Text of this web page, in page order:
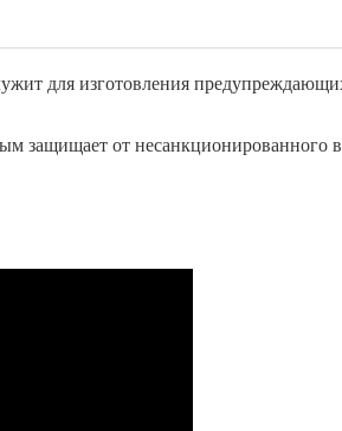
для изготовления
защищает от несанкционированного